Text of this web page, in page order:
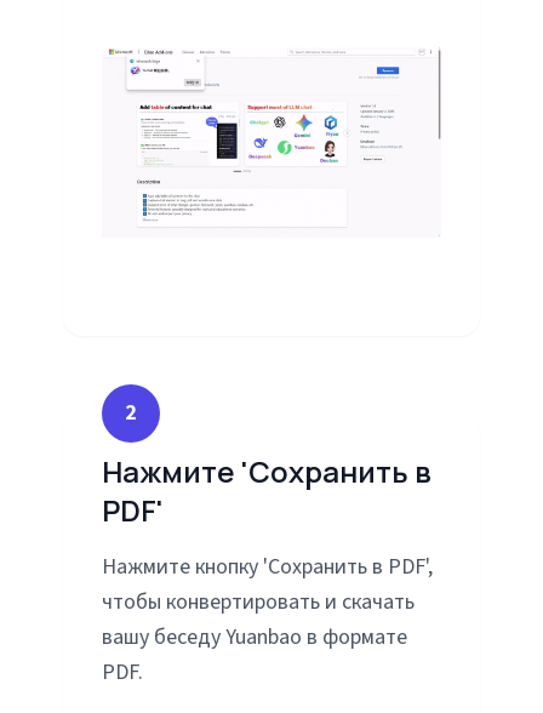
2
Нажмите 'Сохранить в
PDF'
Нажмите кнопку 'Сохранить в PDF',
чтобы конвертировать и скачать
вашу беседу Yuanbao в формате
PDF.